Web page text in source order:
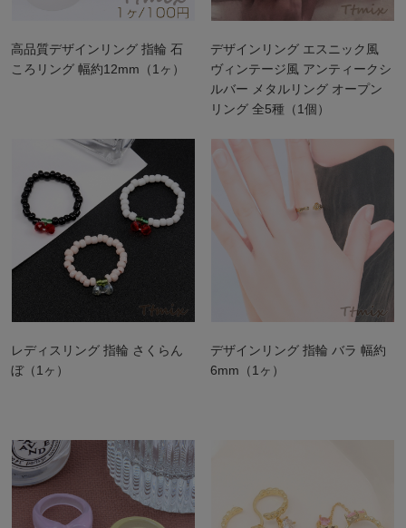
高品質デザインリング 指輪 石
ころリング 幅約12mm（1ヶ）
デザインリング エスニック風
ヴィンテージ風 アンティークシ
ルバー メタルリング オープン
リング 全5種（1個）
レディスリング 指輪 さくらん
ぼ（1ヶ）
デザインリング 指輪 バラ 幅約
6mm（1ヶ）